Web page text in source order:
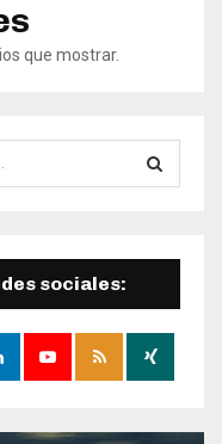
que mostrar.
Ú
S
Q
sociales: